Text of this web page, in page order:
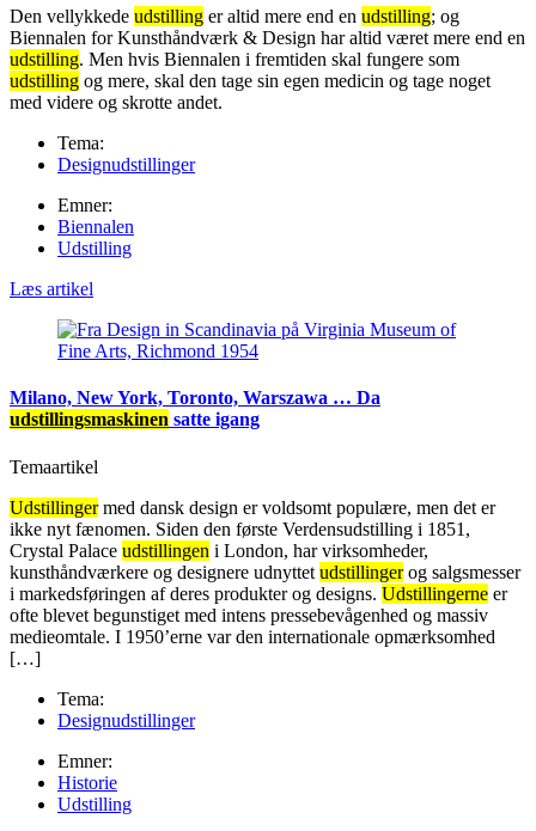
Den vellykkede udstilling er altid mere end en udstilling; og
Biennalen for Kunsthåndværk & Design har altid været mere end en
udstilling. Men hvis Biennalen i fremtiden skal fungere som
udstilling og mere, skal den tage sin egen medicin og tage noget
med videre og skrotte andet.
Tema:
Designudstillinger
Emner:
Biennalen
Udstilling
Læs artikel
Milano, New York, Toronto, Warszawa … Da
udstillingsmaskinen satte igang
Temaartikel
Udstillingermed dansk design er voldsomt populære, men det er
ikke nyt fænomen. Siden den første Verdensudstilling i 1851,
Crystal Palace udstillingen i London, har virksomheder,
kunsthåndværkere og designere udnyttet udstillingerog salgsmesser
i markedsføringen af deres produkter og designs. Udstillingerne er
ofte blevet begunstiget med intens pressebevågenhed og massiv
medieomtale. I 1950’erne var den internationale opmærksomhed
[…]
Tema:
Designudstillinger
Emner:
Historie
Udstilling